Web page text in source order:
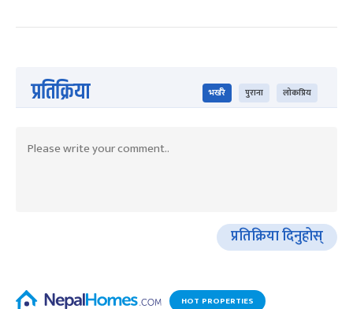
प्रतिक्रिया भर्खरै पुराना लोकप्रिय
प्रतिक्रिया दिनुहोस्
HOT PROPERTIES